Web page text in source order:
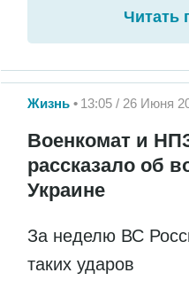
Читать
Жизнь 13:05 / 26 Июня
Военкомат и
рассказало об
Украине
За неделю ВС
таких ударов